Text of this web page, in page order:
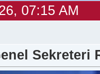
07:15 AM
Sekreteri